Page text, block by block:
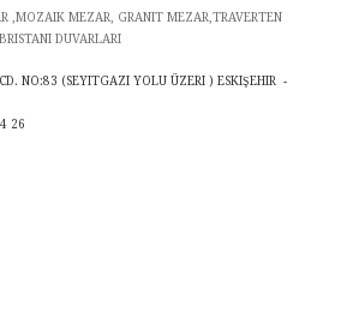
,MOZAIK MEZAR, GRANIT MEZAR,TRAVERTEN
DUVARLARI
NO:83 (SEYITGAZI YOLU ÜZERI ) ESKIŞEHIR -
26